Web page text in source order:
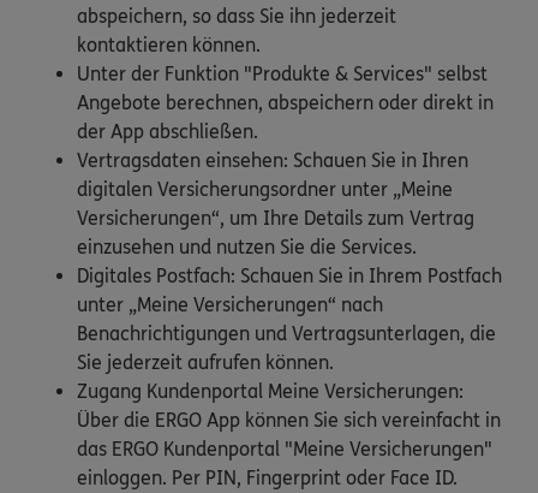
abspeichern, so dass Sie ihn jederzeit
kontaktieren können.
Unter der Funktion "Produkte & Services" selbst
Angebote berechnen, abspeichern oder direkt in
der App abschließen.
Vertragsdaten einsehen: Schauen Sie in Ihren
digitalen Versicherungsordner unter „Meine
Versicherungen“, um Ihre Details zum Vertrag
einzusehen und nutzen Sie die Services.
Digitales Postfach: Schauen Sie in Ihrem Postfach
unter „Meine Versicherungen“ nach
Benachrichtigungen und Vertragsunterlagen, die
Sie jederzeit aufrufen können.
Zugang Kundenportal Meine Versicherungen:
Über die ERGO App können Sie sich vereinfacht in
das ERGO Kundenportal "Meine Versicherungen"
einloggen. Per PIN, Fingerprint oder Face ID.